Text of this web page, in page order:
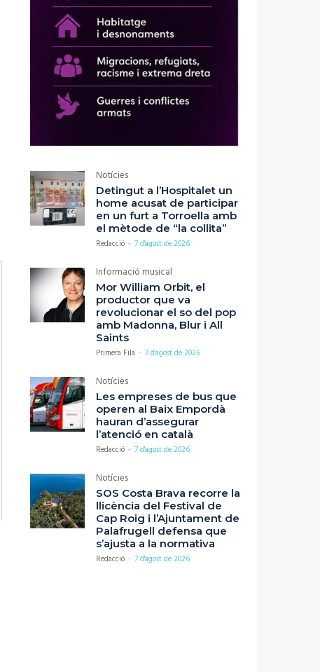
Notícies
Detingut a l’Hospitalet un
home acusat de participar
en un furt a Torroella amb
el mètode de “la collita”
Redacció - 7 d'agost de 2026
Informació musical
Mor William Orbit, el
productor que va
revolucionar el so del pop
amb Madonna, Blur i All
Saints
Primera Fila - 7 d'agost de 2026
Notícies
Les empreses de bus que
operen al Baix Empordà
hauran d’assegurar
l’atenció en català
Redacció - 7 d'agost de 2026
Notícies
SOS Costa Brava recorre la
llicència del Festival de
Cap Roig i l’Ajuntament de
Palafrugell defensa que
s’ajusta a la normativa
Redacció - 7 d'agost de 2026